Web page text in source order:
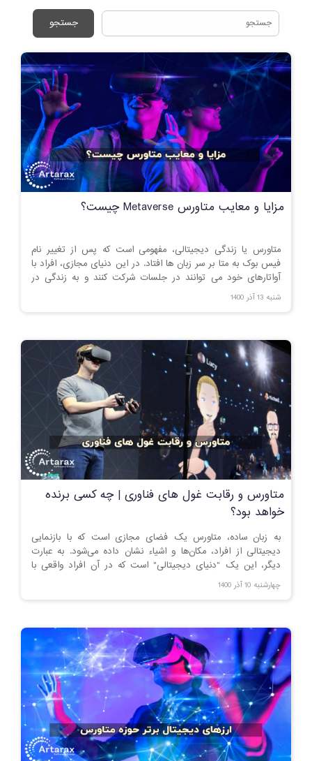
جستجو
مزایا و معایب متاورس Metaverse چیست؟
متاورس یا زندگی دیجیتالی، مفهومی است که پس از تغییر نام
فیس بوک به متا بر سر زبان ها افتاد. در این دنیای مجازی، افراد با
آواتارهای خود می توانند در جلسات شرکت کنند و به زندگی در
دنیای دیجیتال بپردازند.
شنبه 13 آذر 1400
متاورس و رقابت غول های فناوری | چه کسی برنده
خواهد بود؟
به زبان ساده، متاورس یک فضای مجازی است که با بازنمایی
دیجیتالی از افراد، مکان‌ها و اشیاء نشان داده می‌شود. به عبارت
دیگر، این یک "دنیای دیجیتالی" است که در آن افراد واقعی با
اشیاء دیجیتالی و آواتارها نمایش داده می شوند.
چهارشنبه 10 آذر 1400